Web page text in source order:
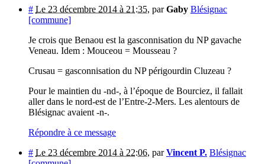
# Le 23 décembre 2014 à 21:35, parGaby Blésignac
[commune]
Je crois que Benaou est la gasconnisation du NP gavache
Veneau. Idem : Mouceou = Mousseau ?
Crusau = gasconnisation du NP périgourdin Cluzeau ?
Pour le maintien du -nd-, à l’époque de Bourciez, il fallait
aller dans le nord-est de l’Entre-2-Mers. Les alentours de
Blésignac avaient -n-.
Répondre à ce message
# Le 23 décembre 2014 à 22:06, parVincent P. Blésignac